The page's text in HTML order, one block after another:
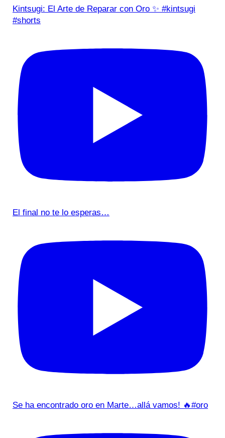
Kintsugi: El Arte de Reparar con Oro ✨ #kintsugi
#shorts
El final no te lo esperas…
Se ha encontrado oro en Marte…allá vamos! 🔥#oro